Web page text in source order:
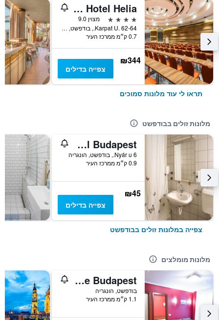
Danubius Hotel Helia
4 כוכבים
מצוין 9.0
Karpat U. 62-64., בודפשט, הונגריה
0.7 ק״מ ממרכז העיר
₪344
צפייה בדילים
תראו לי עוד מלונות סמוכים
מלונות זולים בבודפשט
Mp Hostel Budapest
6 Nyár u., בודפשט, הונגריה
0.9 ק״מ ממרכז העיר
₪45
צפייה בדילים
צפייה במלונות זולים בבודפשט
מלונות מומלצים
City Home Budapest
בודפשט, הונגריה
1.1 ק״מ ממרכז העיר